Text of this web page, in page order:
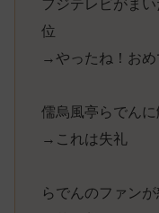
フジテレビがま
位
→やったね！おめ
儒烏風亭らでんに
→これは失礼
らでんのファンが